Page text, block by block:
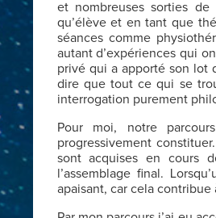
et nombreuses sorties de
qu’élève et en tant que
séances comme
autant d’expériences qui
privé qui a apporté son lot
dire que tout ce qui se
interrogation purement
Pour moi, notre
progressivement
sont acquises en cours
l’assemblage final.
apaisant, car cela